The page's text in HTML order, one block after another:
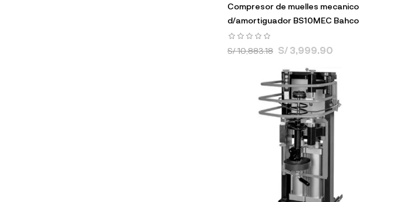
Compresor de muelles mecanico
d/amortiguador BS10MEC Bahco
S/ 10,883.18 S/ 3,999.90